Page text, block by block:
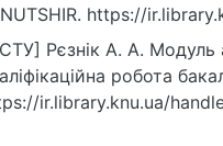
https://
Рєзнік A. А. Модуль
робота
ir.library.knu.ua/